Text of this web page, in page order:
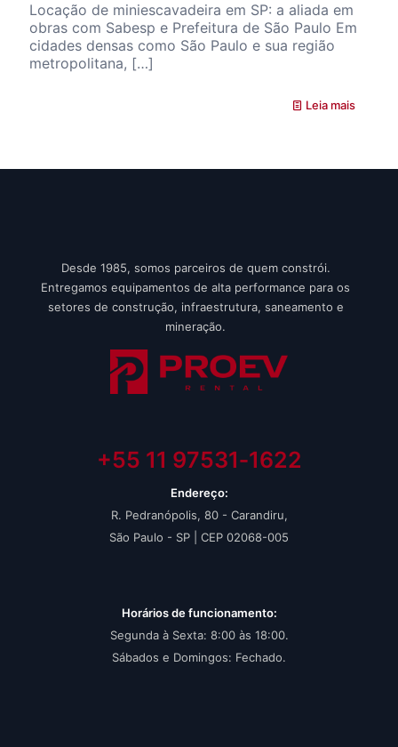
Locação de miniescavadeira em SP: a aliada em
obras com Sabesp e Prefeitura de São Paulo Em
cidades densas como São Paulo e sua região
metropolitana, […]
Leia mais
Desde 1985, somos parceiros de quem constrói.
Entregamos equipamentos de alta performance para os
setores de construção, infraestrutura, saneamento e
mineração.
+55 11 97531‑1622‬
Endereço:
R. Pedranópolis, 80 - Carandiru,
São Paulo - SP | CEP 02068-005
Horários de funcionamento:
Segunda à Sexta: 8:00 às 18:00.
Sábados e Domingos: Fechado.